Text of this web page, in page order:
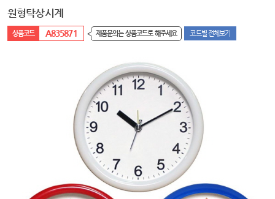
원형탁상시계
A835871 제품문의는 상품코드로 해주세요 코드별 전체보기